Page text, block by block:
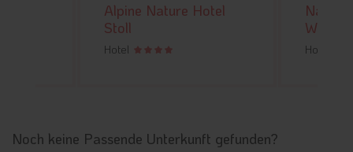
Naturhotel Die
Hotel
Noch keine Passende Unterkunft gefunden?